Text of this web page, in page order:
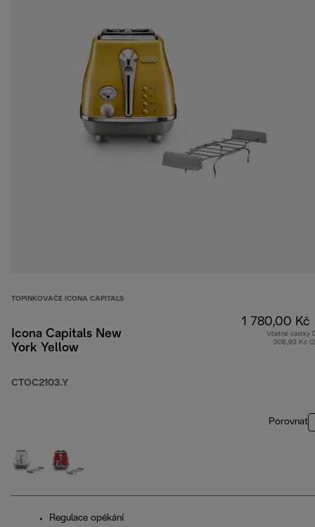
TOPINKOVAČE ICONA CAPITALS
Icona Capitals New
York Yellow
CTOC2103.Y
1 780,00 Kč
Včetně částky
308,93 Kč
Porovnat
Regulace opékání